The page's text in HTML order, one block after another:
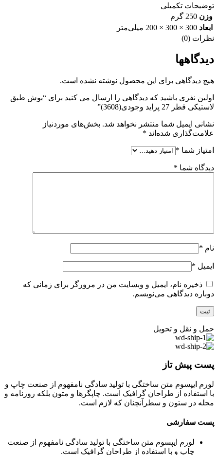
توضیحات تکمیلی
وزن 250 گرم
ابعاد 300 × 300 × 200 میلی‌متر
نظرات (0)
دیدگاهها
هیچ دیدگاهی برای این محصول نوشته نشده است.
اولین نفری باشید که دیدگاهی را ارسال می کنید برای “بوش طبق
لاستیکی قطر 27 پراید وجودی(3608)”
نشانی ایمیل شما منتشر نخواهد شد. بخش‌های موردنیاز
علامت‌گذاری شده‌اند *
امتیاز شما *
دیدگاه شما *
نام *
ایمیل *
ذخیره نام، ایمیل و وبسایت من در مرورگر برای زمانی که
دوباره دیدگاهی می‌نویسم.
حمل و نقل و تحویل
پست پیش تاز
لورم ایپسوم متن ساختگی با تولید سادگی نامفهوم از صنعت چاپ و
با استفاده از طراحان گرافیک است. چاپگرها و متون بلکه روزنامه و
مجله در ستون و سطرآنچنان که لازم است.
پست سفارشی
لورم ایپسوم متن ساختگی با تولید سادگی نامفهوم از صنعت
چاپ و با استفاده از طراحان گرافیک است.